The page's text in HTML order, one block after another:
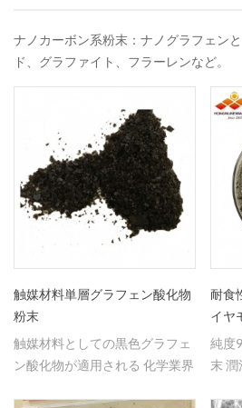
ナノカーボン系粉末：ナノグラフェン
ド、グラファイト、フラーレンなど。
触媒材料単層グラフェン酸化物
粉末
触媒材料としての黒色グラフェ
ン酸化物が適用される 化学業界
耐食
イヤ
純度
末